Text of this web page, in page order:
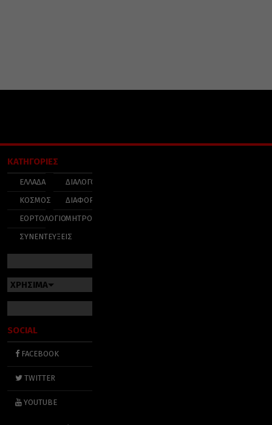
ΚΑΤΗΓΟΡΙΕΣ
ΕΛΛΑΔΑ
ΚΟΣΜΟΣ
ΕΟΡΤΟΛΟΓΙΟ
ΣΥΝΕΝΤΕΥΞΕΙΣ
ΔΙΑΛΟΓΟΣ
ΔΙΑΦΟΡΑ
ΜΗΤΡΟΠΟΛΕΙΣ
ΧΡΗΣΙΜΑ
SOCIAL
FACEBOOK
TWITTER
YOUTUBE